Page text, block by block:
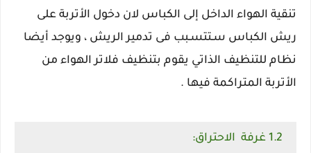
تنقية الهواء الداخل إلى الكباس لان دخول الأتربة على
ريش الكباس سـتتسـبب فى تدمير الريش ، ويوجد أيضا
نظام للتنظيف الذاتي يقوم بتنظيف فلاتر الهواء من
الأتربة المتراكمة فيها .
1.2 غرفة الاحتراق: